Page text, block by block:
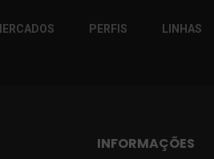
PERFIS LINHAS
INFORMAÇÕES